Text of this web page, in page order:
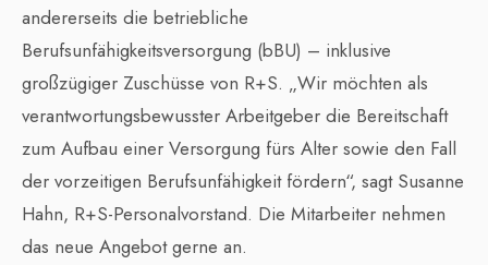
andererseits die betriebliche
Berufsunfähigkeitsversorgung (bBU) – inklusive
großzügiger Zuschüsse von R+S. „Wir möchten als
verantwortungsbewusster Arbeitgeber die Bereitschaft
zum Aufbau einer Versorgung fürs Alter sowie den Fall
der vorzeitigen Berufsunfähigkeit fördern“, sagt Susanne
Hahn, R+S-Personalvorstand. Die Mitarbeiter nehmen
das neue Angebot gerne an.